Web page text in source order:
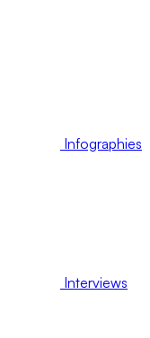
Infographies
Interviews